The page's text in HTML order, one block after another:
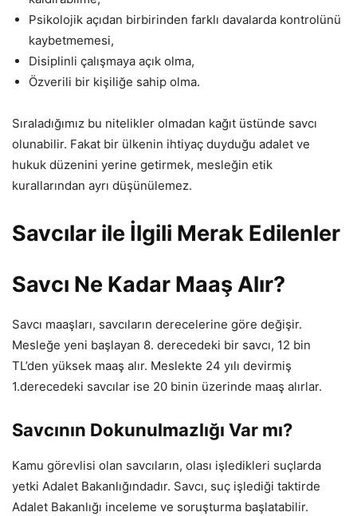
Psikolojik açıdan birbirinden farklı davalarda kontrolünü
kaybetmemesi,
Disiplinli çalışmaya açık olma,
Özverili bir kişiliğe sahip olma.
Sıraladığımız bu nitelikler olmadan kağıt üstünde savcı
olunabilir. Fakat bir ülkenin ihtiyaç duyduğu adalet ve
hukuk düzenini yerine getirmek, mesleğin etik
kurallarından ayrı düşünülemez.
Savcılar ile İlgili Merak Edilenler
Savcı Ne Kadar Maaş Alır?
Savcı maaşları, savcıların derecelerine göre değişir.
Mesleğe yeni başlayan 8. derecedeki bir savcı, 12 bin
TL’den yüksek maaş alır. Meslekte 24 yılı devirmiş
1.derecedeki savcılar ise 20 binin üzerinde maaş alırlar.
Savcının Dokunulmazlığı Var mı?
Kamu görevlisi olan savcıların, olası işledikleri suçlarda
yetki Adalet Bakanlığındadır. Savcı, suç işlediği taktirde
Adalet Bakanlığı inceleme ve soruşturma başlatabilir.